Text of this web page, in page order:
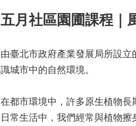
五月社區園圃課程｜
由臺北市政府產業發展局所設
識城市中的自然環境。
在都市環境中，許多原生植物
日常生活中，我們經常與植物